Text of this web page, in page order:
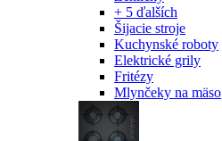
+ 5 ďalších
Šijacie stroje
Kuchynské roboty
Elektrické grily
Fritézy
Mlynčeky na mäso